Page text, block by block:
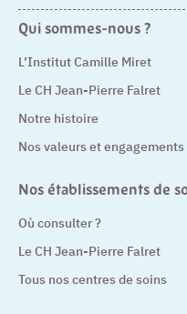
Qui sommes-nous ?
L’Institut Camille Miret
Le CH Jean-Pierre Falret
Notre histoire
Nos valeurs et engagements
Nos établissements de
Où consulter ?
Le CH Jean-Pierre Falret
Tous nos centres de soins